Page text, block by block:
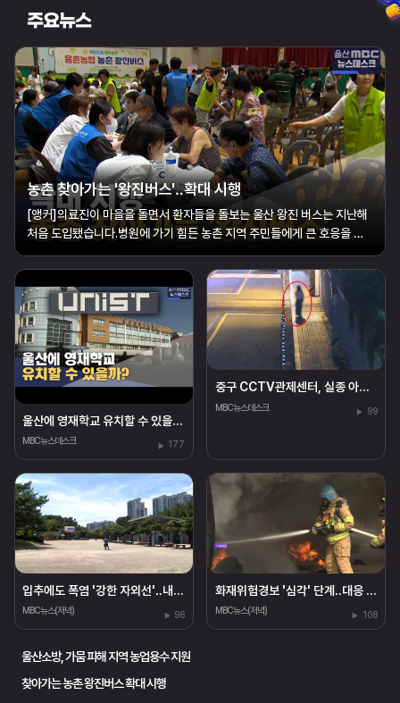
주요뉴스
농촌 찾아가는 '왕진버스'‥확대 시행
[앵커]의료진이 마을을 돌면서 환자들을 돌보는 울산 왕진 버스는 지난해
처음 도입됐습니다.병원에 가기 힘든 농촌 지역 주민들에게 큰 호응을 얻
했습니다.황두길 기자가 현장을 다녀왔습니다.[리포트]울주군의 한 초등
학교.운동장에 들어선 대형 ...
울산에 영재학교 유치할 수 있을까?
MBC뉴스데스크 177
중구 CCTV관제센터, 실종 아동 25분 만에 찾아
MBC뉴스데스크 99
입추에도 폭염 '강한 자외선'‥내일 25~33도
MBC뉴스(저녁) 98
화재위험경보 '심각' 단계‥대응 태세 강화
MBC뉴스(저녁) 108
울산소방, 가뭄 피해 지역 농업용수 지원
찾아가는 농촌 왕진버스 확대 시행